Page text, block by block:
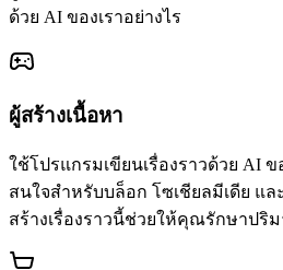
ด้วย AI ของเราอย่างไร
ผู้สร้างเนื้อหา
ใช้โปรแกรมเขียนเรื่องราวด้วย AI ข
สนใจสำหรับบล็อก โซเชียลมีเดีย แ
สร้างเรื่องราวนี้ช่วยให้คุณรักษาปริ